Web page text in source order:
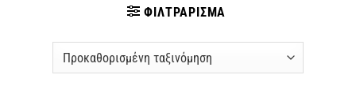
ΦΙΛΤΡΑΡΙΣΜΑ